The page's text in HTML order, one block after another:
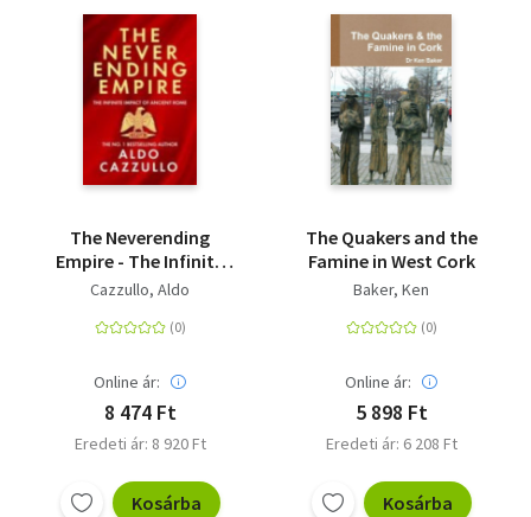
The Neverending
Empire - The Infinite
Impact of Ancient
Cazzullo, Aldo
Online ár:
8 474 Ft
Eredeti ár: 8 920 Ft
Kosárba
The Quakers and the
Famine in West Cork
Baker, Ken
Online ár:
5 898 Ft
Eredeti ár: 6 208 Ft
Kosárba